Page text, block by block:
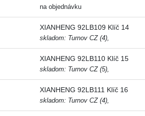
na objednávku
XIANHENG 92LB109 Klíč 14
skladom: Turnov CZ (4),
XIANHENG 92LB110 Klíč 15
skladom: Turnov CZ (5),
XIANHENG 92LB111 Klíč 16
skladom: Turnov CZ (4),